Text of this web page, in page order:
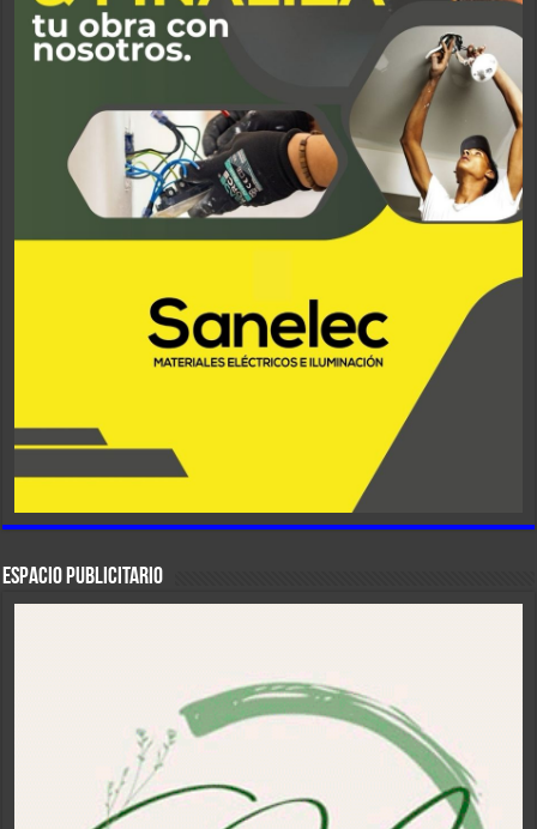
ESPACIO PUBLICITARIO